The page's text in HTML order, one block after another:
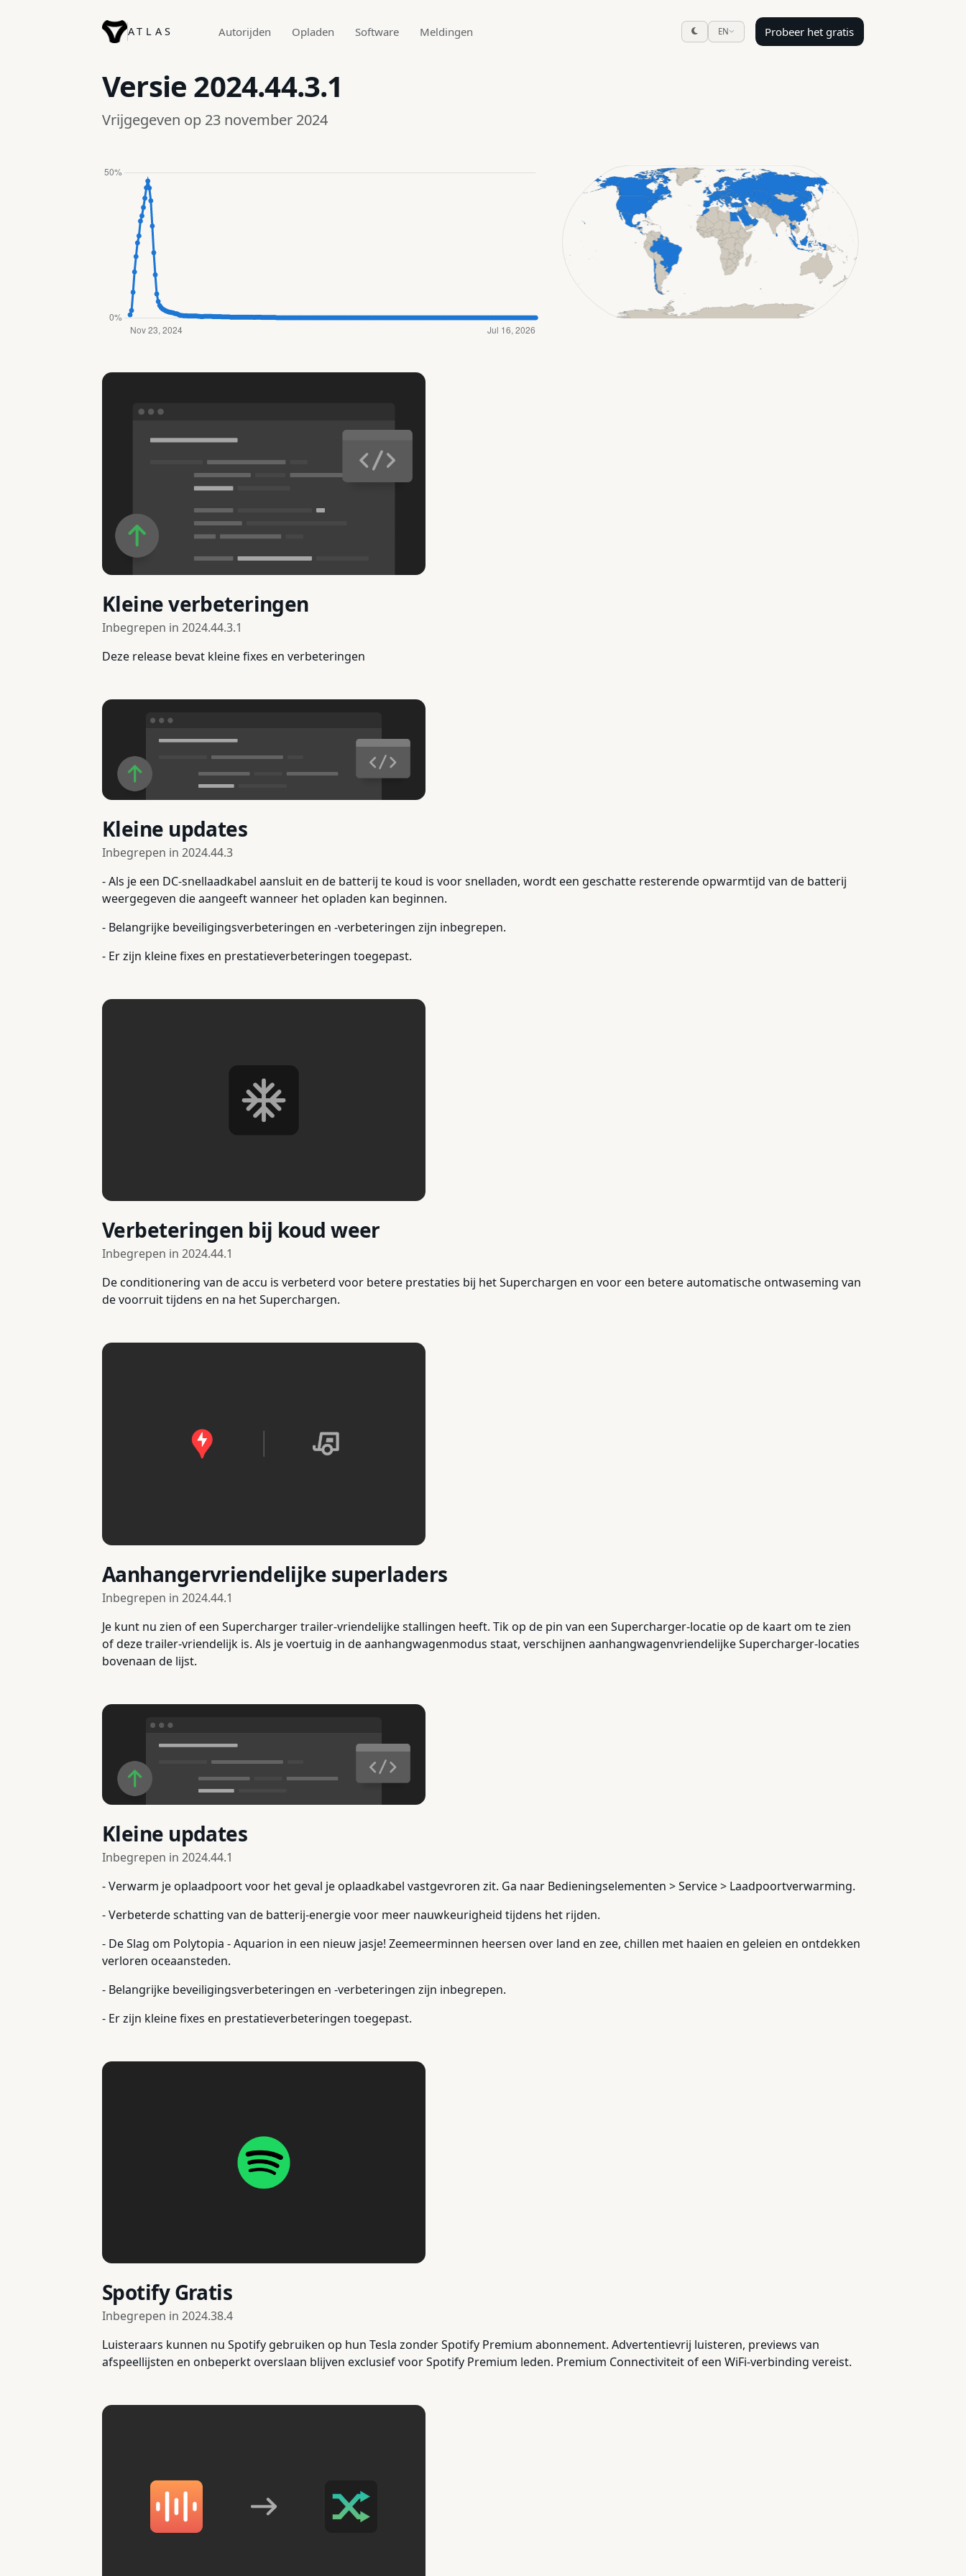
ATLAS Autorijden Opladen Software Meldingen EN Probeer het gratis
Versie 2024.44.3.1
Vrijgegeven op 23 november 2024
Kleine verbeteringen
Inbegrepen in 2024.44.3.1
Deze release bevat kleine fixes en verbeteringen
Kleine updates
Inbegrepen in 2024.44.3
- Als je een DC-snellaadkabel aansluit en de batterij te koud is voor snelladen, wordt een geschatte resterende opwarmtijd van de batterij
weergegeven die aangeeft wanneer het opladen kan beginnen.
- Belangrijke beveiligingsverbeteringen en -verbeteringen zijn inbegrepen.
- Er zijn kleine fixes en prestatieverbeteringen toegepast.
Verbeteringen bij koud weer
Inbegrepen in 2024.44.1
De conditionering van de accu is verbeterd voor betere prestaties bij het Superchargen en voor een betere automatische ontwaseming van
de voorruit tijdens en na het Superchargen.
Aanhangervriendelijke superladers
Inbegrepen in 2024.44.1
Je kunt nu zien of een Supercharger trailer-vriendelijke stallingen heeft. Tik op de pin van een Supercharger-locatie op de kaart om te zien
of deze trailer-vriendelijk is. Als je voertuig in de aanhangwagenmodus staat, verschijnen aanhangwagenvriendelijke Supercharger-locaties
bovenaan de lijst.
Kleine updates
Inbegrepen in 2024.44.1
- Verwarm je oplaadpoort voor het geval je oplaadkabel vastgevroren zit. Ga naar Bedieningselementen > Service > Laadpoortverwarming.
- Verbeterde schatting van de batterij-energie voor meer nauwkeurigheid tijdens het rijden.
- De Slag om Polytopia - Aquarion in een nieuw jasje! Zeemeerminnen heersen over land en zee, chillen met haaien en geleien en ontdekken
verloren oceaansteden.
- Belangrijke beveiligingsverbeteringen en -verbeteringen zijn inbegrepen.
- Er zijn kleine fixes en prestatieverbeteringen toegepast.
Spotify Gratis
Inbegrepen in 2024.38.4
Luisteraars kunnen nu Spotify gebruiken op hun Tesla zonder Spotify Premium abonnement. Advertentievrij luisteren, previews van
afspeellijsten en onbeperkt overslaan blijven exclusief voor Spotify Premium leden. Premium Connectiviteit of een WiFi-verbinding vereist.